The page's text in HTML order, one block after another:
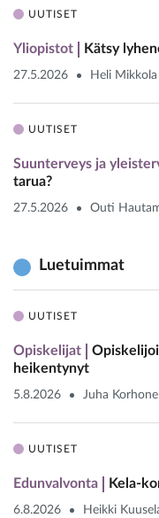
UUTISET
Yliopistot Kätsy
27.5.2026 Heli Mikkola
UUTISET
Suunterveys ja
tarua?
27.5.2026 Outi
Luetuimmat
UUTISET
Opiskelijat
heikentynyt
5.8.2026 Juha
UUTISET
Edunvalvonta Kela-
6.8.2026 Heikki